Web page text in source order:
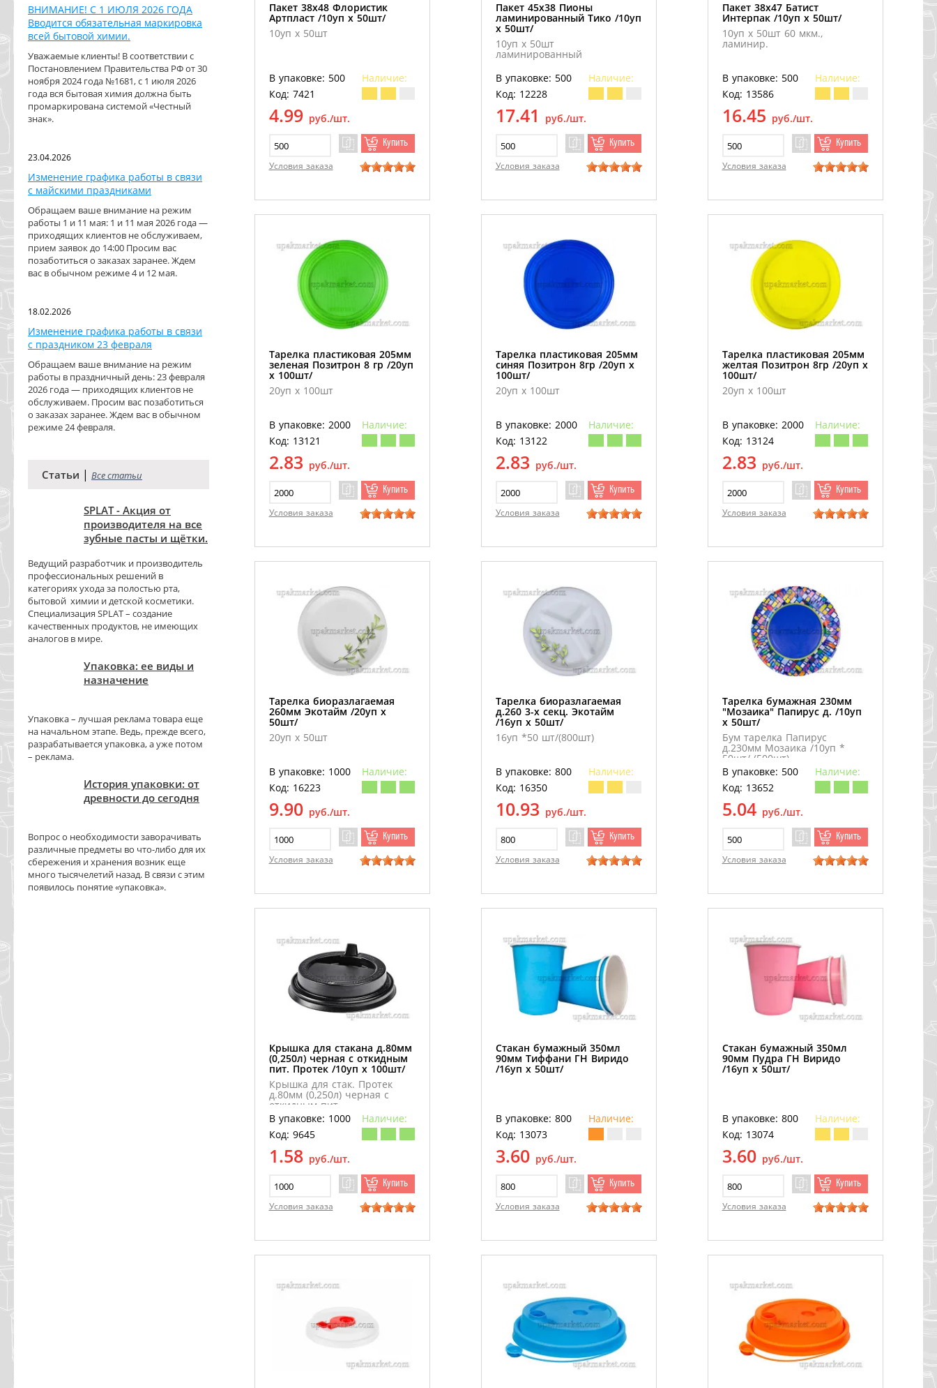
ВНИМАНИЕ! С 1 ИЮЛЯ 2026 ГОДА
Вводится обязательная маркировка
всей бытовой химии.
Уважаемые клиенты! В соответствии с
Постановлением Правительства РФ от 30
ноября 2024 года №1681, с 1 июля 2026
года вся бытовая химия должна быть
промаркирована системой «Честный
знак».
23.04.2026
Изменение графика работы в связи
с майскими праздниками
Обращаем ваше внимание на режим
работы 1 и 11 мая: 1 и 11 мая 2026 года —
приходящих клиентов не обслуживаем,
прием заявок до 14:00 Просим вас
позаботиться о заказах заранее. Ждем
вас в обычном режиме 4 и 12 мая.
18.02.2026
Изменение графика работы в связи
с праздником 23 февраля
Обращаем ваше внимание на режим
работы в праздничный день: 23 февраля
2026 года — приходящих клиентов не
обслуживаем. Просим вас позаботиться
о заказах заранее. Ждем вас в обычном
режиме 24 февраля.
Статьи | Все статьи
SPLAT - Акция от
производителя на все
зубные пасты и щётки.
Ведущий разработчик и производитель
профессиональных решений в
категориях ухода за полостью рта,
бытовой химии и детской косметики.
Специализация SPLAT – создание
качественных продуктов, не имеющих
аналогов в мире.
Упаковка: ее виды и
назначение
Упаковка – лучшая реклама товара еще
на начальном этапе. Ведь, прежде всего,
разрабатывается упаковка, а уже потом
– реклама.
История упаковки: от
древности до сегодня
Вопрос о необходимости заворачивать
различные предметы во что-либо для их
сбережения и хранения возник еще
много тысячелетий назад. В связи с этим
появилось понятие «упаковка».
Пакет 38х48 Флористик
Артпласт /10уп х 50шт/
10уп х 50шт
В упаковке: 500
Наличие:
Код: 7421
4.99 руб./шт.
Купить
Условия заказа
Пакет 45х38 Пионы
ламинированный Тико /10уп
х 50шт/
10уп х 50шт
ламинированный
В упаковке: 500
Наличие:
Код: 12228
17.41 руб./шт.
Купить
Условия заказа
Пакет 38х47 Батист
Интерпак /10уп х 50шт/
10уп х 50шт 60 мкм.,
ламинир.
В упаковке: 500
Наличие:
Код: 13586
16.45 руб./шт.
Купить
Условия заказа
Тарелка пластиковая 205мм
зеленая Позитрон 8 гр /20уп
х 100шт/
20уп х 100шт
В упаковке: 2000
Наличие:
Код: 13121
2.83 руб./шт.
Купить
Условия заказа
Тарелка пластиковая 205мм
синяя Позитрон 8гр /20уп х
100шт/
20уп х 100шт
В упаковке: 2000
Наличие:
Код: 13122
2.83 руб./шт.
Купить
Условия заказа
Тарелка пластиковая 205мм
желтая Позитрон 8гр /20уп х
100шт/
20уп х 100шт
В упаковке: 2000
Наличие:
Код: 13124
2.83 руб./шт.
Купить
Условия заказа
Тарелка биоразлагаемая
260мм Экотайм /20уп х
50шт/
20уп х 50шт
В упаковке: 1000
Наличие:
Код: 16223
9.90 руб./шт.
Купить
Условия заказа
Тарелка биоразлагаемая
д.260 3-х секц. Экотайм
/16уп х 50шт/
16уп *50 шт/(800шт)
В упаковке: 800
Наличие:
Код: 16350
10.93 руб./шт.
Купить
Условия заказа
Тарелка бумажная 230мм
"Мозаика" Папирус д. /10уп
х 50шт/
Бум тарелка Папирус
д.230мм Мозаика /10уп *
50шт/ (500шт)
В упаковке: 500
Наличие:
Код: 13652
5.04 руб./шт.
Купить
Условия заказа
Крышка для стакана д.80мм
(0,250л) черная с откидным
пит. Протек /10уп х 100шт/
Крышка для стак. Протек
д.80мм (0,250л) черная с
откидным пит.
В упаковке: 1000
Наличие:
Код: 9645
1.58 руб./шт.
Купить
Условия заказа
Стакан бумажный 350мл
90мм Тиффани ГН Виридо
/16уп х 50шт/
В упаковке: 800
Наличие:
Код: 13073
3.60 руб./шт.
Купить
Условия заказа
Стакан бумажный 350мл
90мм Пудра ГН Виридо
/16уп х 50шт/
В упаковке: 800
Наличие:
Код: 13074
3.60 руб./шт.
Купить
Условия заказа